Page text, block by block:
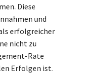
Diese
und
erfolgreicher
nicht zu
Rate
Erfolgen ist.